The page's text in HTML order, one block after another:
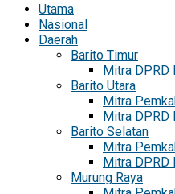
Utama
Nasional
Daerah
Barito Timur
Mitra DPRD
Barito Utara
Mitra
Mitra DPRD
Barito Selatan
Mitra
Mitra DPRD
Murung Raya